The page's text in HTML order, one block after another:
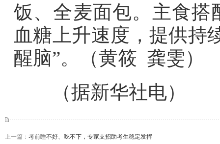
饭、全麦面包。主食搭
血糖上升速度，提供持
醒脑”。（黄筱 龚雯）
（据新华社电）
上一篇： 考前睡不好、吃不下，专家支招助考生稳定发挥